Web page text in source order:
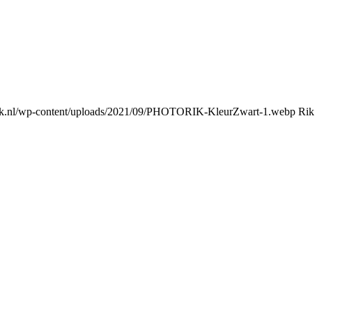
wp-content/uploads/2021/09/PHOTORIK-KleurZwart-1.webp Rik